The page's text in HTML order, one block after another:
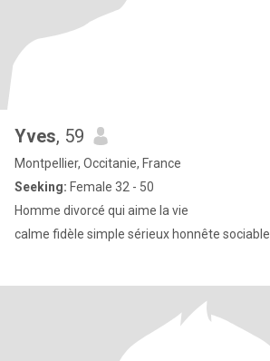
Yves, 59
Montpellier, Occitanie, France
Seeking: Female 32 - 50
Homme divorcé qui aime la vie
calme fidèle simple sérieux honnête sociable